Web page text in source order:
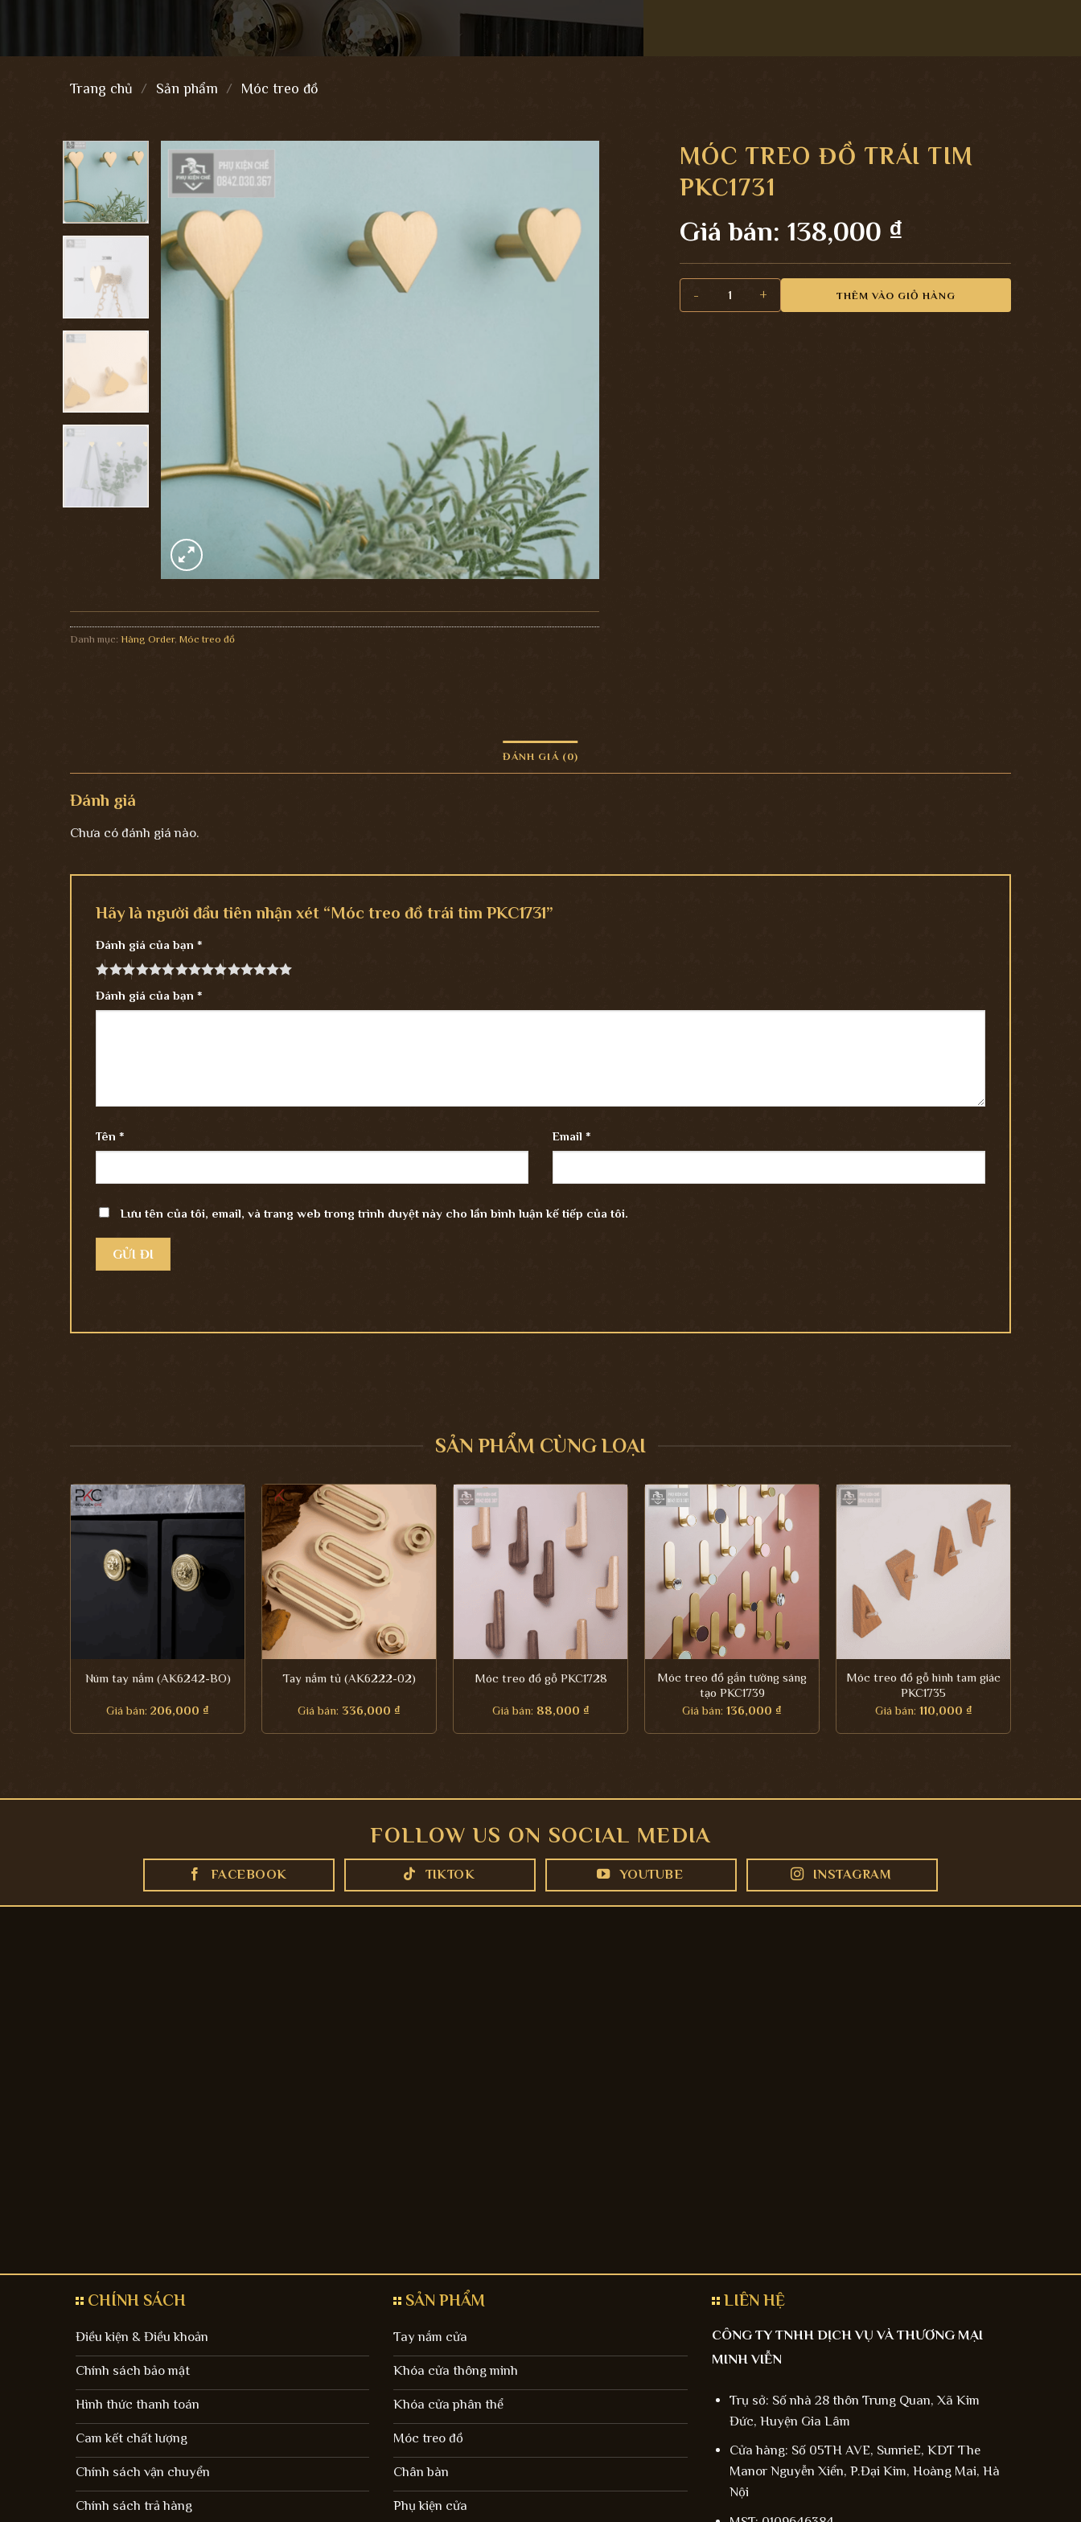
Trang chủ / Sản phẩm / Móc treo đồ
Danh mục: Hàng Order, Móc treo đồ
MÓC TREO ĐỒ TRÁI TIM
PKC1731
Giá bán: 138,000 ₫
Móc treo đồ trái tim PKC1731 số lượng
THÊM VÀO GIỎ HÀNG
ĐÁNH GIÁ (0)
Đánh giá
Chưa có đánh giá nào.
Hãy là người đầu tiên nhận xét “Móc treo đồ trái tim PKC1731”
Đánh giá của bạn *
Đánh giá của bạn *
Tên * Email *
Lưu tên của tôi, email, và trang web trong trình duyệt này cho lần bình luận kế tiếp của tôi.
SẢN PHẨM CÙNG LOẠI
Núm tay nắm (AK6242-BO)
Giá bán: 206,000 ₫
Tay nắm tủ (AK6222-02)
Giá bán: 336,000 ₫
Móc treo đồ gỗ PKC1728
Giá bán: 88,000 ₫
Móc treo đồ gắn tường sáng
tạo PKC1739
Giá bán: 136,000 ₫
Móc treo đồ gỗ hình tam giác
PKC1735
Giá bán: 110,000 ₫
FOLLOW US ON SOCIAL MEDIA
FACEBOOK TIKTOK YOUTUBE INSTAGRAM
CHÍNH SÁCH
Điều kiện & Điều khoản
Chính sách bảo mật
Hình thức thanh toán
Cam kết chất lượng
Chính sách vận chuyển
Chính sách trả hàng
SẢN PHẨM
Tay nắm cửa
Khóa cửa thông minh
Khóa cửa phân thể
Móc treo đồ
Chân bàn
Phụ kiện cửa
LIÊN HỆ
CÔNG TY TNHH DỊCH VỤ VÀ THƯƠNG MẠI
MINH VIỄN
Trụ sở: Số nhà 28 thôn Trung Quan, Xã Kim
Đức, Huyện Gia Lâm
Cửa hàng: Số 05TH AVE, SunrieE, KDT The
Manor Nguyễn Xiển, P.Đại Kim, Hoàng Mai, Hà
Nội